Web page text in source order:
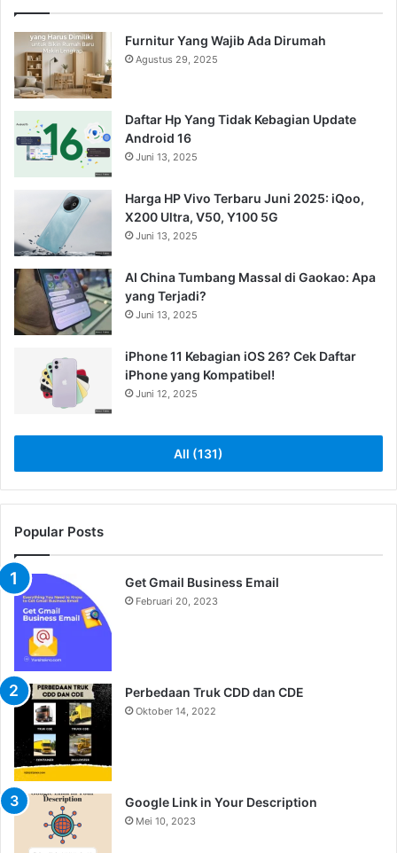
Furnitur Yang Wajib Ada Dirumah
Agustus 29, 2025
Daftar Hp Yang Tidak Kebagian Update
Android 16
Juni 13, 2025
Harga HP Vivo Terbaru Juni 2025: iQoo,
X200 Ultra, V50, Y100 5G
Juni 13, 2025
AI China Tumbang Massal di Gaokao: Apa
yang Terjadi?
Juni 13, 2025
iPhone 11 Kebagian iOS 26? Cek Daftar
iPhone yang Kompatibel!
Juni 12, 2025
All (131)
Popular Posts
Get Gmail Business Email
Februari 20, 2023
Perbedaan Truk CDD dan CDE
Oktober 14, 2022
Google Link in Your Description
Mei 10, 2023